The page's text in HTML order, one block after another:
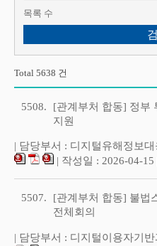
목록 수
Total 5638 건
5508.
[관계부처 합동] 정부
지원
| 담당부서 : 디지털유해정보
| 작성일 : 2026-04-
5507.
[관계부처 합동] 불법
전체회의
| 담당부서 : 디지털이용자기